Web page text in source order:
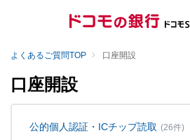
よくあるご質問TOP 口座開設
口座開設
公的個人認証・ICチップ読取 (26件)